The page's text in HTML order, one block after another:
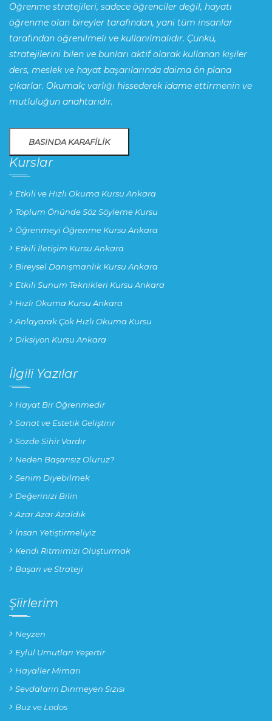
Öğrenme stratejileri, sadece öğrenciler değil, hayatı
öğrenme olan bireyler tarafından, yani tüm insanlar
tarafından öğrenilmeli ve kullanılmalıdır. Çünkü,
stratejilerini bilen ve bunları aktif olarak kullanan kişiler
ders, meslek ve hayat başarılarında daima ön plana
çıkarlar. Okumak; varlığı hissederek idame ettirmenin ve
mutluluğun anahtarıdır.
BASINDA KARAFILIK
Kurslar
Etkili ve Hızlı Okuma Kursu Ankara
Toplum Önünde Söz Söyleme Kursu
Öğrenmeyi Öğrenme Kursu Ankara
Etkili İletişim Kursu Ankara
Bireysel Danışmanlık Kursu Ankara
Etkili Sunum Teknikleri Kursu Ankara
Hızlı Okuma Kursu Ankara
Anlayarak Çok Hızlı Okuma Kursu
Diksiyon Kursu Ankara
İlgili Yazılar
Hayat Bir Öğrenmedir
Sanat ve Estetik Geliştirir
Sözde Sihir Vardır
Neden Başarısız Oluruz?
Senim Diyebilmek
Değerinizi Bilin
Azar Azar Azaldık
İnsan Yetiştirmeliyiz
Kendi Ritmimizi Oluşturmak
Başarı ve Strateji
Şiirlerim
Neyzen
Eylül Umutları Yeşertir
Hayaller Mimarı
Sevdaların Dinmeyen Sızısı
Buz ve Lodos